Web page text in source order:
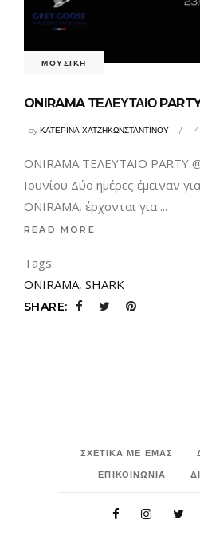
ΜΟΥΣΙΚΗ
ONIRAMA ΤΕΛΕΥΤΑΙΟ
byΚΑΤΕΡΙΝΑ ΧΑΤΖΗΚΩΝΣΤΑΝΤΙΝΟΥ
ONIRAMA ΤΕΛΕΥΤΑΙΟ PARTY
Ιουνίου Δύο ημέρες έμειναν
ONIRAMA, έρχονται για
READ MORE
Tags:
ONIRAMA, SHARK
SHARE:
ΣΧΕΤΙΚΑ ΜΕ ΕΜΑΣ
ΕΠΙΚΟΙΝΩΝΙΑ